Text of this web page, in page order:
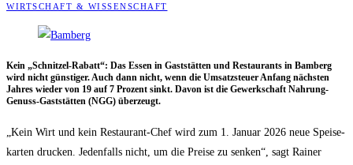
WIRTSCHAFT & WISSENSCHAFT
Kein „Schnit­zel-Rabatt“: Das Essen in Gast­stät­ten und Restau­rants in Bam­berg
wird nicht güns­ti­ger. Auch dann nicht, wenn die Umsatz­steu­er Anfang nächs­ten
Jah­res wie­der von 19 auf 7 Pro­zent sinkt. Davon ist die Gewerk­schaft Nah­rung-
Genuss-Gast­stät­ten (NGG) überzeugt.
„Kein Wirt und kein Restau­rant-Chef wird zum 1. Janu­ar 2026 neue Spei­se­
kar­ten dru­cken. Jeden­falls nicht, um die Prei­se zu sen­ken“, sagt Rai­ner